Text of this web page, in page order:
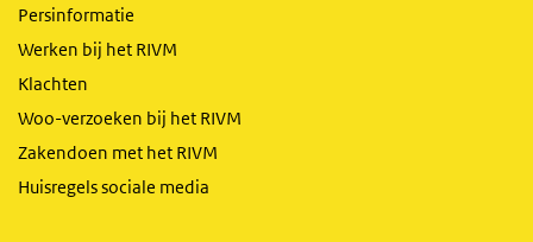
Persinformatie
Werken bij het RIVM
Klachten
Woo-verzoeken bij het RIVM
Zakendoen met het RIVM
Huisregels sociale media